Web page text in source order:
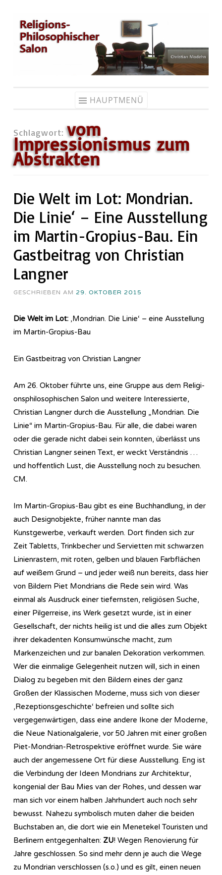
Zum
Inhalt
springen
HAUPTMENÜ
Schlagwort:vom
Impressionismus zum
Abstrakten
Die Welt im Lot: Mondrian.
Die Linie‘ – Eine Ausstellung
im Martin-Gropius-Bau. Ein
Gastbeitrag von Christian
Langner
GESCHRIEBEN AM 29. OKTOBER 2015
Die Welt im Lot: ‚Mondrian. Die Linie‘ – eine Ausstellung
im Martin-Gropius-Bau
Ein Gastbeitrag von Christian Langner
Am 26. Oktober führte uns, eine Gruppe aus dem Re­li­gi­
ons­phi­lo­so­phi­sch­en Salon und weitere Interessierte,
Christian Langner durch die Ausstellung „Mondrian. Die
Linie“ im Martin-Gropius-Bau. Für alle, die dabei waren
oder die gerade nicht dabei sein konnten, überlässt uns
Christian Langner seinen Text, er weckt Verständnis …
und hoffentlich Lust, die Ausstellung noch zu besuchen.
CM.
Im Martin-Gropius-Bau gibt es eine Buchhandlung, in der
auch Designobjekte, früher nannte man das
Kunstgewerbe, verkauft werden. Dort finden sich zur
Zeit Tabletts, Trinkbecher und Servietten mit schwarzen
Linienrastern, mit roten, gelben und blauen Farbflächen
auf weißem Grund – und jeder weiß nun bereits, dass hier
von Bildern Piet Mondrians die Rede sein wird. Was
einmal als Ausdruck einer tiefernsten, religiösen Suche,
einer Pilgerreise, ins Werk gesetzt wurde, ist in einer
Gesellschaft, der nichts heilig ist und die alles zum Objekt
ihrer dekadenten Konsumwünsche macht, zum
Markenzeichen und zur banalen Dekoration verkommen.
Wer die einmalige Gelegenheit nutzen will, sich in einen
Dialog zu begeben mit den Bildern eines der ganz
Großen der Klassischen Moderne, muss sich von dieser
‚Rezeptionsgeschichte‘ befreien und sollte sich
vergegenwärtigen, dass eine andere Ikone der Moderne,
die Neue Nationalgalerie, vor 50 Jahren mit einer großen
Piet-Mondrian-Retrospektive eröffnet wurde. Sie wäre
auch der angemessene Ort für diese Ausstellung. Eng ist
die Verbindung der Ideen Mondrians zur Architektur,
kongenial der Bau Mies van der Rohes, und dessen war
man sich vor einem halben Jahrhundert auch noch sehr
bewusst. Nahezu symbolisch muten daher die beiden
Buchstaben an, die dort wie ein Menetekel Touristen und
Berlinern entgegenhalten: ZU! Wegen Renovierung für
Jahre geschlossen. So sind mehr denn je auch die Wege
zu Mondrian verschlossen (s.o.) und es gilt, einen neuen